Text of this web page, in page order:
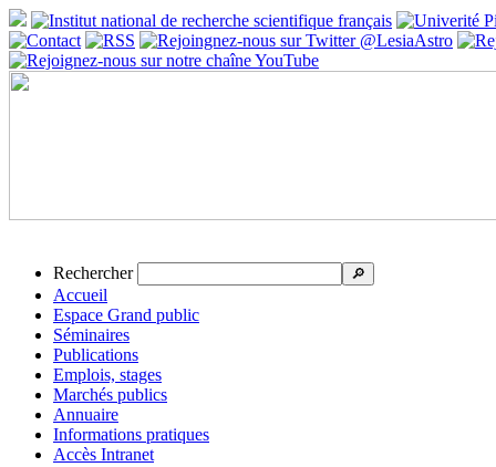
Rechercher 🔎
Accueil
Espace Grand public
Séminaires
Publications
Emplois, stages
Marchés publics
Annuaire
Informations pratiques
Accès Intranet